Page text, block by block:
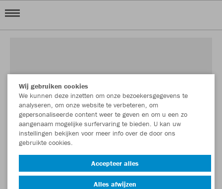
Wij gebruiken cookies
We kunnen deze inzetten om onze bezoekersgegevens te
analyseren, om onze website te verbeteren, om
gepersonaliseerde content weer te geven en om u een zo
aangenaam mogelijke surfervaring te bieden. U kan uw
instellingen bekijken voor meer info over de door ons
gebruikte cookies.
Accepteer alles
Alles afwijzen